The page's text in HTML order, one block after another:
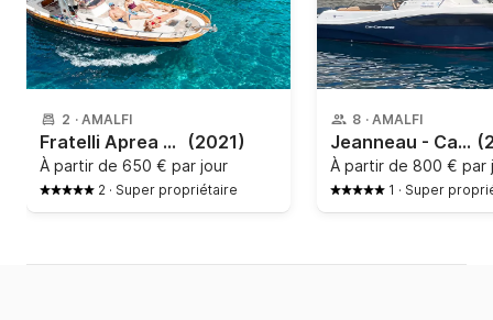
2 · AMALFI
Fratelli Aprea - 750 (2021)
À partir de 650 € par jour
2 · Super propriétaire
8 · AMALFI
Jeanneau - Cap Camarat 7.5 WA
À partir de 800 € par
1 · Super